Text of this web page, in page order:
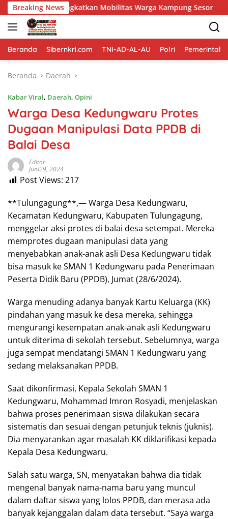
Langsung
ke
konten
Breaking News
Tingkatkan Mobilitas Warga Kampung Sesor
Beranda Sibernkri.com TNI-AD-AL-AU Polri Pemerintah
Beranda Daerah
Kabar Viral, Daerah, Opini
Warga Desa Kedungwaru Protes
Dugaan Manipulasi Data PPDB di
Balai Desa
Editor
Juni29, 2024
Post Views: 217
**Tulungagung**,— Warga Desa Kedungwaru,
Kecamatan Kedungwaru, Kabupaten Tulungagung,
menggelar aksi protes di balai desa setempat. Mereka
memprotes dugaan manipulasi data yang
menyebabkan anak-anak asli Desa Kedungwaru tidak
bisa masuk ke SMAN 1 Kedungwaru pada Penerimaan
Peserta Didik Baru (PPDB), Jumat (28/6/2024).
Warga menuding adanya banyak Kartu Keluarga (KK)
pindahan yang masuk ke desa mereka, sehingga
mengurangi kesempatan anak-anak asli Kedungwaru
untuk diterima di sekolah tersebut. Sebelumnya, warga
juga sempat mendatangi SMAN 1 Kedungwaru yang
sedang melaksanakan PPDB.
Saat dikonfirmasi, Kepala Sekolah SMAN 1
Kedungwaru, Mohammad Imron Rosyadi, menjelaskan
bahwa proses penerimaan siswa dilakukan secara
sistematis dan sesuai dengan petunjuk teknis (juknis).
Dia menyarankan agar masalah KK diklarifikasi kepada
Kepala Desa Kedungwaru.
Salah satu warga, SN, menyatakan bahwa dia tidak
mengenal banyak nama-nama baru yang muncul
dalam daftar siswa yang lolos PPDB, dan merasa ada
banyak kejanggalan dalam data tersebut. “Saya warga